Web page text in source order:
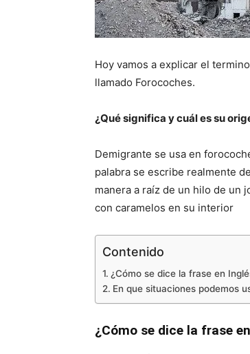
Hoy vamos a explicar el
llamado Forocoches.
¿Qué significa y cuál es su
Demigrante se usa en
palabra se escribe realmente
manera a raíz de un hilo de un
con caramelos en su interior
Contenido
¿Cómo se dice la frase en
En que situaciones podemos
¿Cómo se dice la frase